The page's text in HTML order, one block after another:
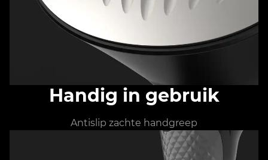
Handig in gebruik
Antislip zachte handgreep